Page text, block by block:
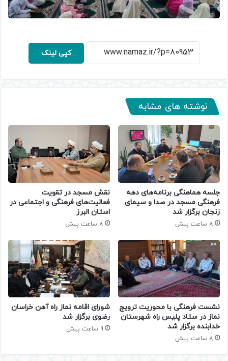
کپی لینک
نوشته های مشابه
جلسه هماهنگی برنامه‌های دهه
فرهنگی مسجد در صدا و سیمای
زنجان برگزار شد
8 ساعت پیش
نقش مسجد در تقویت
فعالیت‌های فرهنگی و اجتماعی در
استان البرز
8 ساعت پیش
نشست فرهنگی با محوریت ترویج
نماز در ستاد پلیس راه شهرستان
خدابنده برگزار شد
8 ساعت پیش
شورای اقامه نماز راه آهن خراسان
رضوی برگزار شد
9 ساعت پیش